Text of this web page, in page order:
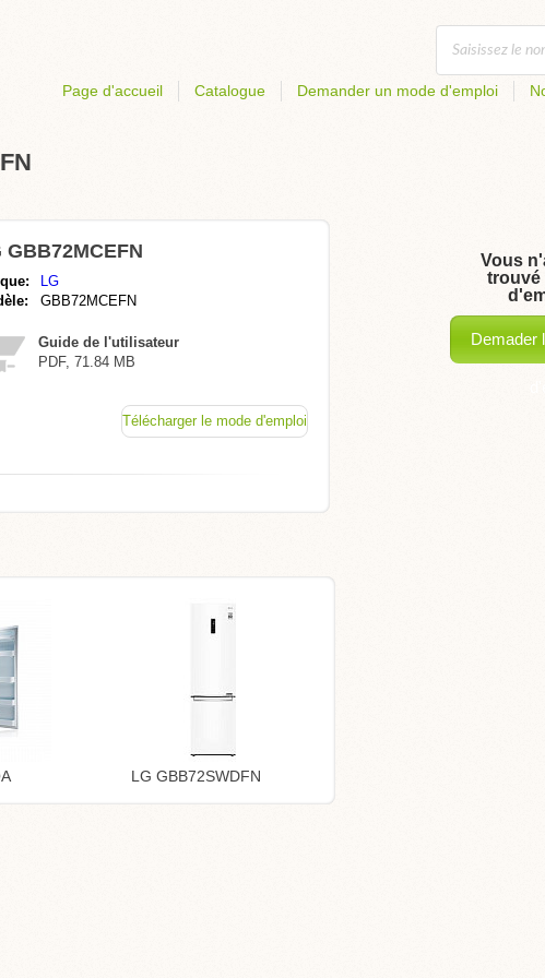
Page d'accueil Catalogue Demander un mode d'emploi
GBB72MCEFN
LG
GBB72MCEFN
Guide de l'utilisateur
PDF, 71.84 MB
Télécharger le mode d'emploi
LG GBB72SWDFN
Vous
trouvé
Demader